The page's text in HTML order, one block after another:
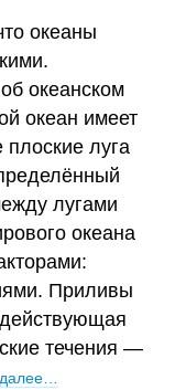
океаны
океанском
океан имеет
луга
лугами
океана
Приливы
течения —